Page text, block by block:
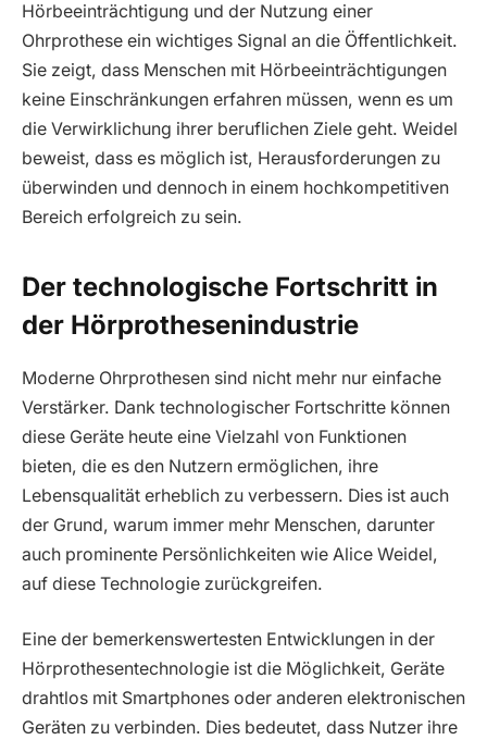
Hörbeeinträchtigung und der Nutzung einer
Ohrprothese ein wichtiges Signal an die Öffentlichkeit.
Sie zeigt, dass Menschen mit Hörbeeinträchtigungen
keine Einschränkungen erfahren müssen, wenn es um
die Verwirklichung ihrer beruflichen Ziele geht. Weidel
beweist, dass es möglich ist, Herausforderungen zu
überwinden und dennoch in einem hochkompetitiven
Bereich erfolgreich zu sein.
Der technologische Fortschritt in
der Hörprothesenindustrie
Moderne Ohrprothesen sind nicht mehr nur einfache
Verstärker. Dank technologischer Fortschritte können
diese Geräte heute eine Vielzahl von Funktionen
bieten, die es den Nutzern ermöglichen, ihre
Lebensqualität erheblich zu verbessern. Dies ist auch
der Grund, warum immer mehr Menschen, darunter
auch prominente Persönlichkeiten wie Alice Weidel,
auf diese Technologie zurückgreifen.
Eine der bemerkenswertesten Entwicklungen in der
Hörprothesentechnologie ist die Möglichkeit, Geräte
drahtlos mit Smartphones oder anderen elektronischen
Geräten zu verbinden. Dies bedeutet, dass Nutzer ihre